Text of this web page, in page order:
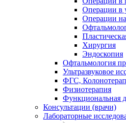
Операции в
Операции
Хирургия
Эндоскопия
Офтальмология
Ультразвуковое
ФГС,
Физиотерапия
Функциональная
Консультации (врачи)
Лабораторные